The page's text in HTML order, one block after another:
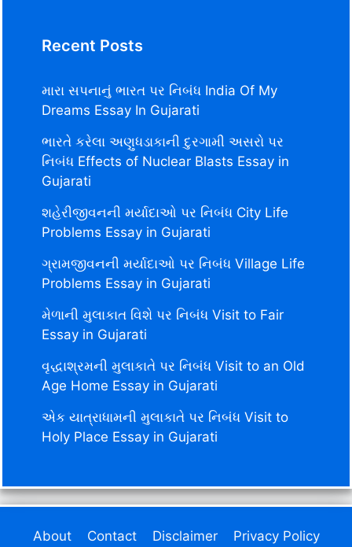
Recent Posts
મારા સપનાનું ભારત પર નિબંધ India Of My
Dreams Essay In Gujarati
ભારતે કરેલા અણુધડાકાની દુરગામી અસરો પર
નિબંધ Effects of Nuclear Blasts Essay in
Gujarati
શહેરીજીવનની મર્યાદાઓ પર નિબંધ City Life
Problems Essay in Gujarati
ગ્રામજીવનની મર્યાદાઓ પર નિબંધ Village Life
Problems Essay in Gujarati
મેળાની મુલાકાત વિશે પર નિબંધ Visit to Fair
Essay in Gujarati
વૃદ્ધાશ્રમની મુલાકાતે પર નિબંધ Visit to an Old
Age Home Essay in Gujarati
એક યાત્રાધામની મુલાકાતે પર નિબંધ Visit to
Holy Place Essay in Gujarati
About Contact Disclaimer Privacy Policy